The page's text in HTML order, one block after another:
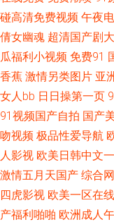
洲Au麻豆 五月婷婷色情
韩色图 精东毛片 日韩av
熟在线 黄色视频网址大
五月天午夜福利 91亚洲
美 91免费视频在线 韩国
午夜久久电影 超碰青草
碰高清免费视频 午夜
倩女幽魂 超清国产剧
瓜福利小视频 免费91
香蕉 激情另类图片 亚
女人bb 日日操第一页
91视频国产自拍 国产
吻视频 极品性爱导航
人影视 欧美日韩中文
激情五月天国产 综合
四虎影视 欧美一区在线
产福利啪啪 欧洲成人